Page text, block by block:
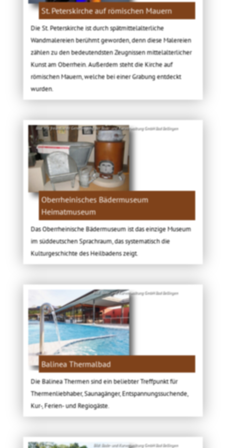
St. Peterskirche auf römischen Mauern
Die St. Peterskirche ist durch spätmittelalterliche
Wandmalereien berühmt geworden, denn diese Malereien
zählen zu den bedeutendsten Zeugnissen mittelalterlicher
Kunst am Oberrhein. Außerdem steht die Kirche auf
römischen Mauern, welche bei einer Grabung entdeckt
wurden.
Bild: Mit freundlicher Genehmigung der Bade- und Kurverwaltung GmbH Bad Bellingen
Oberrheinisches Bädermuseum
Heimatmuseum
Das Oberrheinische Bädermuseum ist das einzige Museum
im süddeutschen Sprachraum, das systematisch die
Kulturgeschichte des Heilbadens zeigt.
Bild: Bade- und Kurverwaltung GmbH Bad Bellingen
Balinea Thermalbad
Die Balinea Thermen sind ein beliebter Treffpunkt für
Thermenliebhaber, Saunagänger, Entspannungssuchende,
Kur-, Ferien- und Regiogäste.
Bild: Bade- und Kurverwaltung GmbH Bad Bellingen